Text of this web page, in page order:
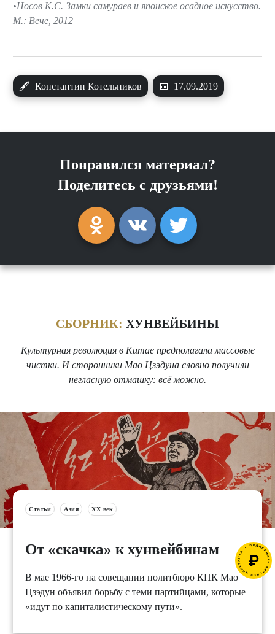
🖋 Константин Котельников 📅 17.09.2019
Носов К.С. Замки самураев и японское осадное искусство.
М.: Вече, 2012
Понравился материал?
Поделитесь с друзьями!
СБОРНИК: ХУНВЕЙБИНЫ
Культурная революция в Китае предполагала массовые
чистки. И сторонники Мао Цзэдуна словно получили
негласную отмашку: всё можно.
Статьи Азия XX век
От «скачка» к хунвейбинам
В мае 1966-го на совещании политбюро КПК Мао
Цзэдун объявил борьбу с теми партийцами, которые
«идут по капиталистическому пути».